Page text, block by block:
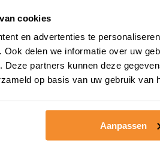
cookies
en advertenties te
delen we informatie over uw
Deze partners kunnen deze
op basis van uw gebruik van
Aanpassen
boven het
met